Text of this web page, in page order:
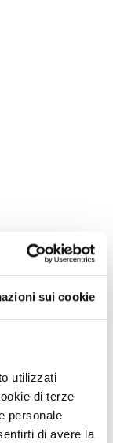
sui cookie
utilizzati
di terze
personale
di avere la